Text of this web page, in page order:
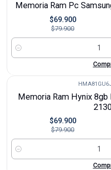
Memoria Ram Pc
$69.900
$79.900
Cantidad
Nuevo
Memoria Ram Hynix
$69.900
$79.900
Cantidad